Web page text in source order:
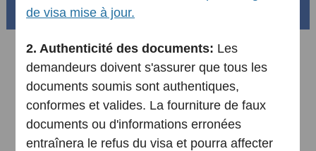
La magnifique Chine
de visa mise à jour.
2. Authenticité des documents: Les
demandeurs doivent s'assurer que tous les
documents soumis sont authentiques,
conformes et valides. La fourniture de faux
documents ou d'informations erronées
entraînera le refus du visa et pourra affecter